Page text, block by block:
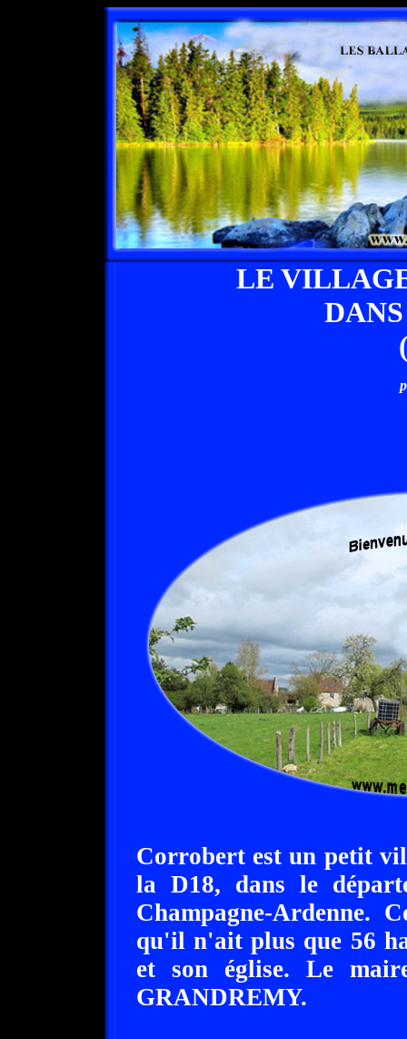
LE
Corrobert est un petit
la D18, dans le
Champagne-Ardenne.
qu'il n'ait plus que 56
et son église. Le
GRANDREMY.